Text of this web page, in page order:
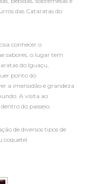
das Cataratas do
conhecer o
sabores, o lugar tem
do Iguaçu,
ponto do
a imensidão e grandeza
A visita ao
do passeio.
de diversos tipos de